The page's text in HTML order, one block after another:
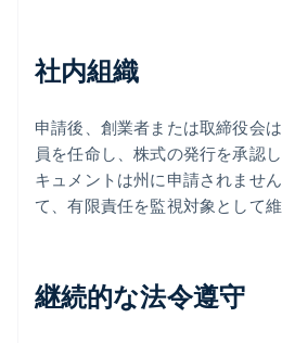
社内組織
申請後、創業者または取締役会は
員を任命し、株式の発行を承認
キュメントは州に申請されませ
て、有限責任を監視対象として維
継続的な法令遵守